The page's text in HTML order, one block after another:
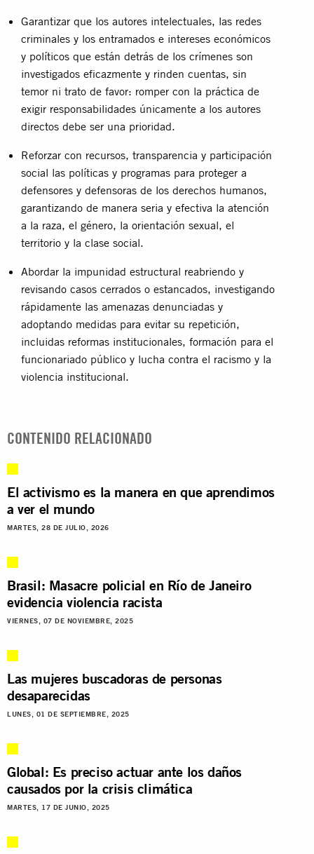
Garantizar que los autores intelectuales, las redes
criminales y los entramados e intereses económicos
y políticos que están detrás de los crímenes son
investigados eficazmente y rinden cuentas, sin
temor ni trato de favor: romper con la práctica de
exigir responsabilidades únicamente a los autores
directos debe ser una prioridad.
Reforzar con recursos, transparencia y participación
social las políticas y programas para proteger a
defensores y defensoras de los derechos humanos,
garantizando de manera seria y efectiva la atención
a la raza, el género, la orientación sexual, el
territorio y la clase social.
Abordar la impunidad estructural reabriendo y
revisando casos cerrados o estancados, investigando
rápidamente las amenazas denunciadas y
adoptando medidas para evitar su repetición,
incluidas reformas institucionales, formación para el
funcionariado público y lucha contra el racismo y la
violencia institucional.
CONTENIDO RELACIONADO
El activismo es la manera en que aprendimos
a ver el mundo
MARTES, 28 DE JULIO, 2026
Brasil: Masacre policial en Río de Janeiro
evidencia violencia racista
VIERNES, 07 DE NOVIEMBRE, 2025
Las mujeres buscadoras de personas
desaparecidas
LUNES, 01 DE SEPTIEMBRE, 2025
Global: Es preciso actuar ante los daños
causados por la crisis climática
MARTES, 17 DE JUNIO, 2025